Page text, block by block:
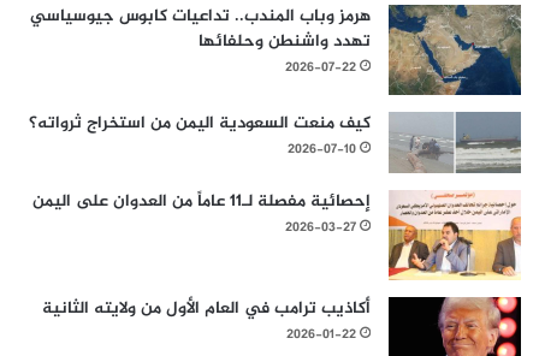
هرمز وباب المندب.. تداعيات كابوس جيوسياسي
تهدد واشنطن وحلفائها
2026-07-22
كيف منعت السعودية اليمن من استخراج ثرواته؟
2026-07-10
إحصائية مفصلة لـ11 عاماً من العدوان على اليمن
2026-03-27
أكاذيب ترامب في العام الأول من ولايته الثانية
2026-01-22